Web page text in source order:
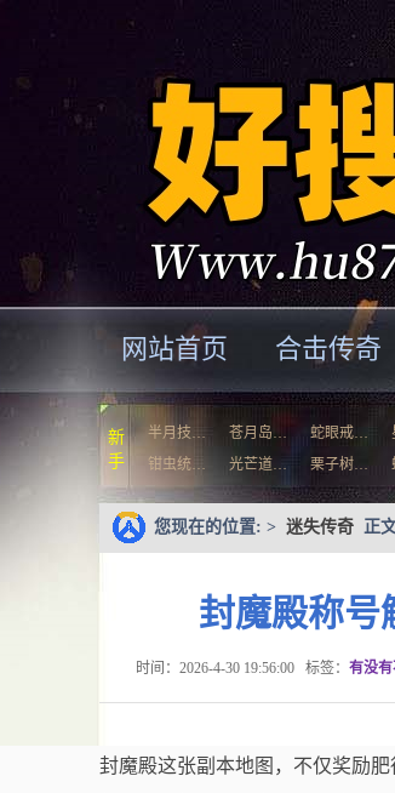
网站首页 合击传奇
新
手
半月技… 苍月岛… 蛇眼戒…
钳虫统…
光芒道… 栗子树…
您现在的位置: > 迷失传奇 正
封魔殿称号
时间：2026-4-30 19:56:00 标签： 有没
封魔殿这张副本地图，不仅奖励